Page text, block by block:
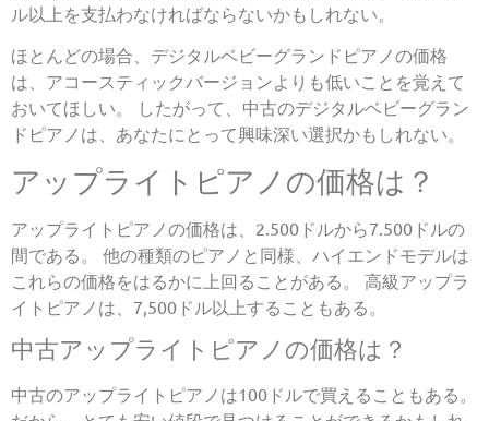
ル以上を支払わなければならないかもしれない。
ほとんどの場合、デジタルベビーグランドピアノの価格
は、アコースティックバージョンよりも低いことを覚えて
おいてほしい。 したがって、中古のデジタルベビーグラン
ドピアノは、あなたにとって興味深い選択かもしれない。
アップライトピアノの価格は？
アップライトピアノの価格は、2.500ドルから7.500ドルの
間である。 他の種類のピアノと同様、ハイエンドモデルは
これらの価格をはるかに上回ることがある。 高級アップラ
イトピアノは、7,500ドル以上することもある。
中古アップライトピアノの価格は？
中古のアップライトピアノは100ドルで買えることもある。